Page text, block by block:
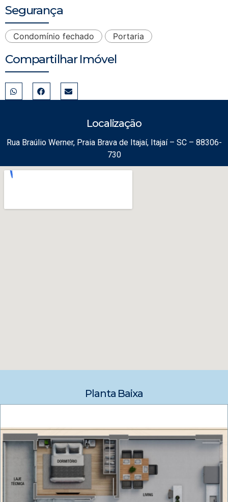
Segurança
Condomínio fechado Portaria
Compartilhar Imóvel
Localização
Rua Braúlio Werner, Praia Brava de Itajaí, Itajaí – SC – 88306-
730
Planta Baixa